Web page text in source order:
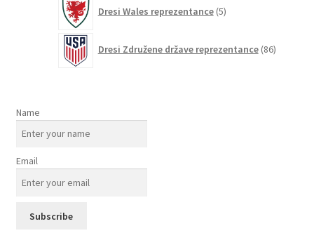
Dresi Wales reprezentance 5izdelkov
Dresi Združene države reprezentance 86izdelkov
Name
Email